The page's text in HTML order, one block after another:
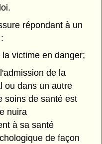
répondant à un
victime en danger;
de la
ou dans un autre
soins de santé est
nuira
à sa santé
de façon